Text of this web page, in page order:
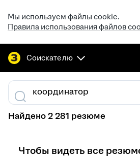
Мы используем файлы cookie.
Правила использования файлов
Соискателю
Найдено 2 281 резюме
Чтобы видеть все